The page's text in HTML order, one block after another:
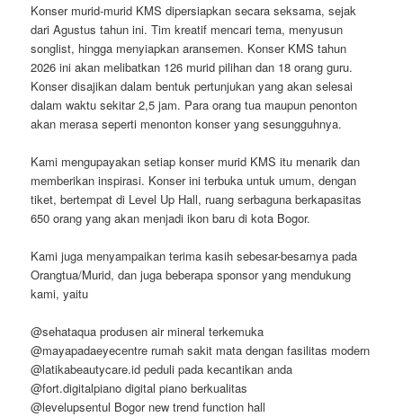
Konser murid-murid KMS dipersiapkan secara seksama, sejak
dari Agustus tahun ini. Tim kreatif mencari tema, menyusun
songlist, hingga menyiapkan aransemen. Konser KMS tahun
2026 ini akan melibatkan 126 murid pilihan dan 18 orang guru.
Konser disajikan dalam bentuk pertunjukan yang akan selesai
dalam waktu sekitar 2,5 jam. Para orang tua maupun penonton
akan merasa seperti menonton konser yang sesungguhnya.
Kami mengupayakan setiap konser murid KMS itu menarik dan
memberikan inspirasi. Konser ini terbuka untuk umum, dengan
tiket, bertempat di Level Up Hall, ruang serbaguna berkapasitas
650 orang yang akan menjadi ikon baru di kota Bogor.
Kami juga menyampaikan terima kasih sebesar-besarnya pada
Orangtua/Murid, dan juga beberapa sponsor yang mendukung
kami, yaitu
@sehataqua produsen air mineral terkemuka
@mayapadaeyecentre rumah sakit mata dengan fasilitas modern
@latikabeautycare.id peduli pada kecantikan anda
@fort.digitalpiano digital piano berkualitas
@levelupsentul Bogor new trend function hall